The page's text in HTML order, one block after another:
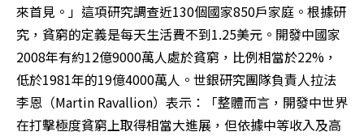
來首見。」這項研究調查近130個國家850戶家庭。根據研
究，貧窮的定義是每天生活費不到1.25美元。開發中國家
2008年有約12億9000萬人處於貧窮，比例相當於22%，
低於1981年的19億4000萬人。世銀研究團隊負責人拉法
李恩（Martin Ravallion）表示：「整體而言，開發中世界
在打擊極度貧窮上取得相當大進展，但依據中等收入及高